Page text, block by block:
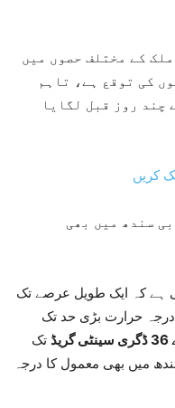
کے مختلف حصوں میں
کی توقع ہے، تاہم
چند روز قبل لگایا
کریں
سندھ میں بھی
ہے کہ ایک طویل عرصے تک
حرارت بڑی حد تک
تک
میں بھی معمول کا درجہ